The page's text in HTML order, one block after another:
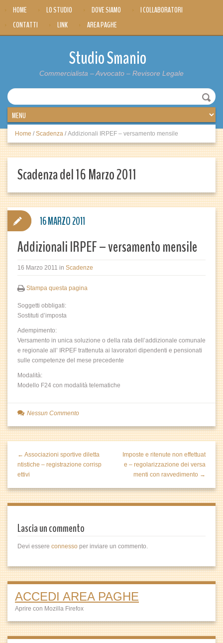
HOME LO STUDIO DOVE SIAMO
I COLLABORATORI
CONTATTI
LINK AREA PAGHE
Studio Smanio
Commercialista – Avvocato – Revisore Legale
Home / Scadenza / Addizionali IRPEF – versamento mensile
Scadenza del 16 Marzo 2011
Addizionali IRPEF – versamento mensile
16 Marzo 2011 in Scadenze
Stampa questa pagina
Soggetti obbligati:
Sostituti d’imposta
Adempimento:
Versamento in unica soluzione o della rata dell’addizionale comunale
e regionale all’ IRPEF trattenuta ai lavoratori dipendenti e pensionati
sulle competenze del mese precedente
Modalità:
Modello F24 con modalità telematiche
16 MARZO 2011
Nessun Commento
← Associazioni sportive diletta
ntistiche – registrazione corrisp
ettivi
Imposte e ritenute non effettuat
e – regolarizzazione dei versa
menti con ravvedimento →
Lascia un commento
Devi essere connesso per inviare un commento.
ACCEDI AREA PAGHE
Aprire con Mozilla Firefox